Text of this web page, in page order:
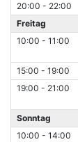
20:00 - 22:00
Freitag
10:00 - 11:00
15:00 - 19:00
19:00 - 21:00
Sonntag
10:00 - 14:00